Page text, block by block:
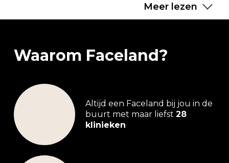
Meer lezen
Waarom Faceland?
Altijd een Faceland bij jou in de
buurt met maar liefst 28
klinieken